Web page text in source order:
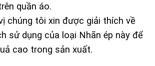
quần áo.
chúng tôi xin được giải thích về
sử dụng của loại Nhãn ép này để
cao trong sản xuất.